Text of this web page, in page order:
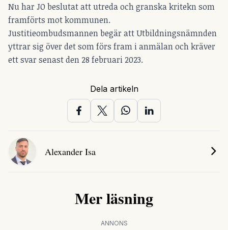
Nu har JO beslutat att utreda och granska kritekn som
framförts mot kommunen.
Justitieombudsmannen begär att Utbildningsnämnden
yttrar sig över det som förs fram i anmälan och kräver
ett svar senast den 28 februari 2023.
Dela artikeln
Alexander Isa
Mer läsning
ANNONS